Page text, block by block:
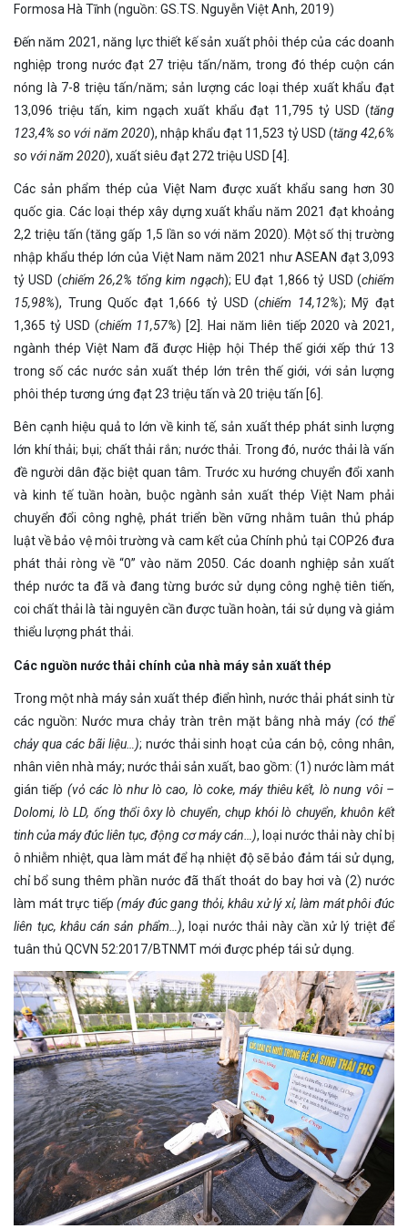
Formosa Hà Tĩnh (nguồn: GS.TS. Nguyễn Việt Anh, 2019)
Đến năm 2021, năng lực thiết kế sản xuất phôi thép của các doanh
nghiệp trong nước đạt 27 triệu tấn/năm, trong đó thép cuộn cán
nóng là 7-8 triệu tấn/năm; sản lượng các loại thép xuất khẩu đạt
13,096 triệu tấn, kim ngạch xuất khẩu đạt 11,795 tỷ USD (tăng
123,4% so với năm 2020), nhập khẩu đạt 11,523 tỷ USD (tăng 42,6%
so với năm 2020), xuất siêu đạt 272 triệu USD [4].
Các sản phẩm thép của Việt Nam được xuất khẩu sang hơn 30
quốc gia. Các loại thép xây dựng xuất khẩu năm 2021 đạt khoảng
2,2 triệu tấn (tăng gấp 1,5 lần so với năm 2020). Một số thị trường
nhập khẩu thép lớn của Việt Nam năm 2021 như ASEAN đạt 3,093
tỷ USD (chiếm 26,2% tổng kim ngạch); EU đạt 1,866 tỷ USD (chiếm
15,98%), Trung Quốc đạt 1,666 tỷ USD (chiếm 14,12%); Mỹ đạt
1,365 tỷ USD (chiếm 11,57%) [2]. Hai năm liên tiếp 2020 và 2021,
ngành thép Việt Nam đã được Hiệp hội Thép thế giới xếp thứ 13
trong số các nước sản xuất thép lớn trên thế giới, với sản lượng
phôi thép tương ứng đạt 23 triệu tấn và 20 triệu tấn [6].
Bên cạnh hiệu quả to lớn về kinh tế, sản xuất thép phát sinh lượng
lớn khí thải; bụi; chất thải rắn; nước thải. Trong đó, nước thải là vấn
đề người dân đặc biệt quan tâm. Trước xu hướng chuyển đổi xanh
và kinh tế tuần hoàn, buộc ngành sản xuất thép Việt Nam phải
chuyển đổi công nghệ, phát triển bền vững nhằm tuân thủ pháp
luật về bảo vệ môi trường và cam kết của Chính phủ tại COP26 đưa
phát thải ròng về “0” vào năm 2050. Các doanh nghiệp sản xuất
thép nước ta đã và đang từng bước sử dụng công nghệ tiên tiến,
coi chất thải là tài nguyên cần được tuần hoàn, tái sử dụng và giảm
thiểu lượng phát thải.
Các nguồn nước thải chính của nhà máy sản xuất thép
Trong một nhà máy sản xuất thép điển hình, nước thải phát sinh từ
các nguồn: Nước mưa chảy tràn trên mặt bằng nhà máy (có thể
chảy qua các bãi liệu…); nước thải sinh hoạt của cán bộ, công nhân,
nhân viên nhà máy; nước thải sản xuất, bao gồm: (1) nước làm mát
gián tiếp (vỏ các lò như lò cao, lò coke, máy thiêu kết, lò nung vôi –
Dolomi, lò LD, ống thổi ôxy lò chuyển, chụp khói lò chuyển, khuôn kết
tinh của máy đúc liên tục, động cơ máy cán…), loại nước thải này chỉ bị
ô nhiễm nhiệt, qua làm mát để hạ nhiệt độ sẽ bảo đảm tái sử dụng,
chỉ bổ sung thêm phần nước đã thất thoát do bay hơi và (2) nước
làm mát trực tiếp(máy đúc gang thỏi, khâu xử lý xỉ, làm mát phôi đúc
liên tục, khâu cán sản phẩm…), loại nước thải này cần xử lý triệt để
tuân thủ QCVN 52:2017/BTNMT mới được phép tái sử dụng.